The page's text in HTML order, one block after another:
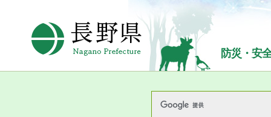
長野県Nagano Prefecture
防災・安